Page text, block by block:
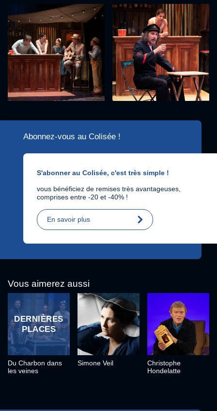
Abonnez-vous au Colisée !
S'abonner au Colisée, c'est très simple !
vous bénéficiez de remises très avantageuses,
comprises entre -20 et -40% !
En savoir plus
Vous aimerez aussi
DERNIÈRES
PLACES
Charbon
dans les
veines
Du Charbon dans
les veines
Simone Veil
Christophe
Hondelatte